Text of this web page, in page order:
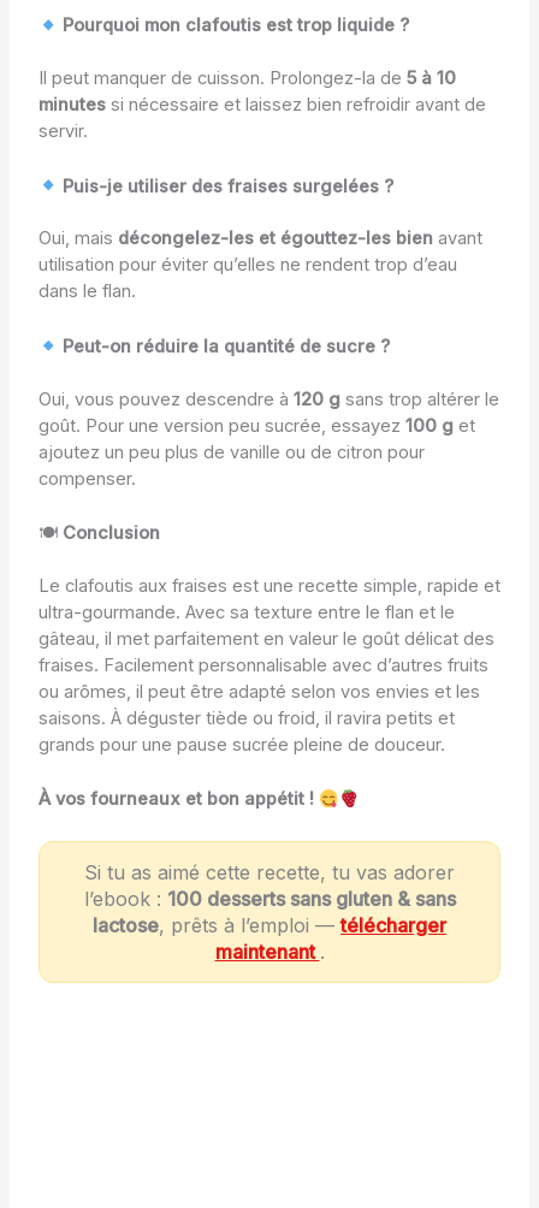
Pourquoi mon clafoutis est trop liquide ?
Il peut manquer de cuisson. Prolongez-la de 5 à 10
minutessi nécessaire et laissez bien refroidir avant de
servir.
Puis-je utiliser des fraises surgelées ?
Oui, mais décongelez-les et égouttez-les bienavant
utilisation pour éviter qu’elles ne rendent trop d’eau
dans le flan.
Peut-on réduire la quantité de sucre ?
Oui, vous pouvez descendre à 120 gsans trop altérer le
goût. Pour une version peu sucrée, essayez 100 get
ajoutez un peu plus de vanille ou de citron pour
compenser.
🍽 Conclusion
Le clafoutis aux fraises est une recette simple, rapide et
ultra-gourmande. Avec sa texture entre le flan et le
gâteau, il met parfaitement en valeur le goût délicat des
fraises. Facilement personnalisable avec d’autres fruits
ou arômes, il peut être adapté selon vos envies et les
saisons. À déguster tiède ou froid, il ravira petits et
grands pour une pause sucrée pleine de douceur.
À vos fourneaux et bon appétit !
Si tu as aimé cette recette, tu vas adorer
l’ebook : 100 desserts sans gluten & sans
lactose, prêts à l’emploi —télécharger
maintenant .